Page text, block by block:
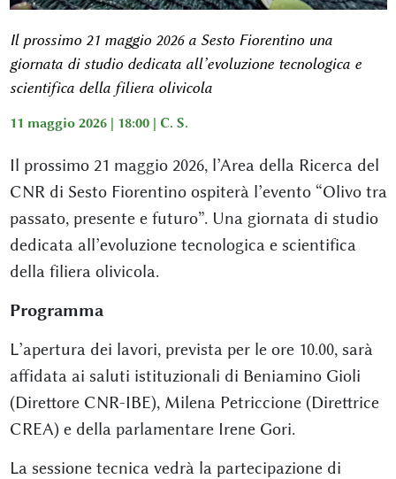
Il prossimo 21 maggio 2026 a Sesto Fiorentino una
giornata di studio dedicata all’evoluzione tecnologica e
scientifica della filiera olivicola
11 maggio 2026 | 18:00 | C. S.
Il prossimo 21 maggio 2026, l’Area della Ricerca del
CNR di Sesto Fiorentino ospiterà l’evento “Olivo tra
passato, presente e futuro”. Una giornata di studio
dedicata all’evoluzione tecnologica e scientifica
della filiera olivicola.
Programma
L’apertura dei lavori, prevista per le ore 10.00, sarà
affidata ai saluti istituzionali di Beniamino Gioli
(Direttore CNR-IBE), Milena Petriccione (Direttrice
CREA) e della parlamentare Irene Gori.
La sessione tecnica vedrà la partecipazione di